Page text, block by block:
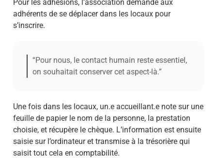
Pour les adhésions, l’association demande aux
adhérents de se déplacer dans les locaux pour
s’inscrire.
“Pour nous, le contact humain reste essentiel,
on souhaitait conserver cet aspect-là.”
Une fois dans les locaux, un.e accueillant.e note sur une
feuille de papier le nom de la personne, la prestation
choisie, et récupère le chèque. L’information est ensuite
saisie sur l’ordinateur et transmise à la trésorière qui
saisit tout cela en comptabilité.